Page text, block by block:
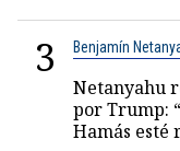
3 Benjamín
Netanyahu
por Trump:
Hamás esté